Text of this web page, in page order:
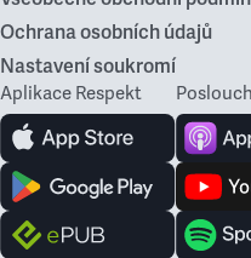
Ochrana osobních údajů
Nastavení soukromí
Aplikace Respekt